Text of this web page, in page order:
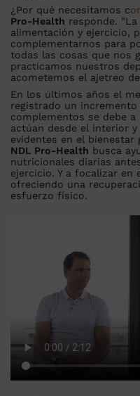
¿Por qué necesitamos c
Pro-Health responde.
alimentación y ejercicio,
complementarnos para
todas las cosas que nos
practicamos nuestros
acometemos el ajetreo
En los últimos años el
registrado un
complementos se debe
actúan desde el interior
evidentes en el bienestar
NDL Pro-Health busca
nutricionales diarias
ejercicio. Y a focalizar
ofreciendo una
esfuerzo físico.